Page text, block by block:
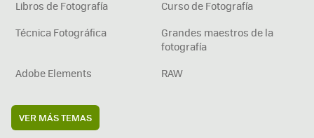
Libros de Fotografía
Curso de Fotografía
Técnica Fotográfica
Grandes maestros de la
fotografía
Adobe Elements
RAW
VER MÁS TEMAS